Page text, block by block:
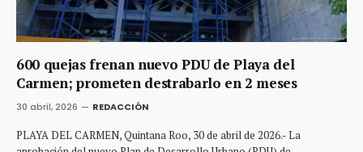
600 quejas frenan nuevo PDU de Playa del
Carmen; prometen destrabarlo en 2 meses
30 abril, 2026 REDACCIÓN
PLAYA DEL CARMEN, Quintana Roo, 30 de abril de 2026.- La